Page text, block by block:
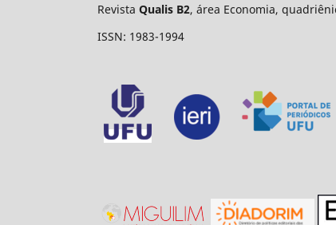
Revista Qualis B2, área Economia,
ISSN: 1983-1994